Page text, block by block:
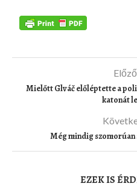
Mielőtt Glváč előléptette a
katonát
Még mindig szomorúan
EZEK IS